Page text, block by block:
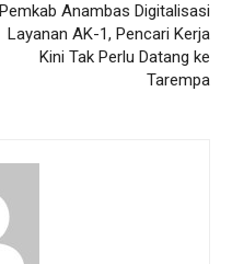
Pemkab Anambas Digitalisasi
Layanan AK-1, Pencari Kerja
Kini Tak Perlu Datang ke
Tarempa